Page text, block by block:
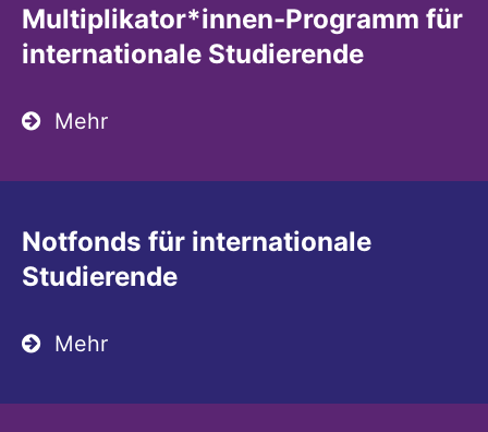
Multiplikator*innen-Programm für
internationale Studierende
Mehr
Notfonds für internationale
Studierende
Mehr